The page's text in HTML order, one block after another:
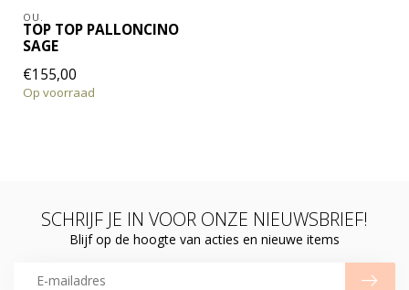
OU.
TOP TOP PALLONCINO
SAGE
€155,00
Op voorraad
SCHRIJF JE IN VOOR ONZE NIEUWSBRIEF!
Blijf op de hoogte van acties en nieuwe items